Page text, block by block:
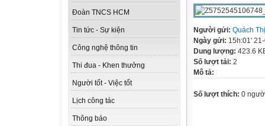
Đoàn TNCS HCM
Tin tức - Sự kiện
Công nghệ thông tin
Thi đua - Khen thưởng
Người tốt - Việc tốt
Lịch công tác
Thông báo
Người gửi: Quách
Ngày gửi: 15h:01'
Dung lượng: 423.6
Số lượt tải: 2
Mô tả:
Số lượt thích: 0